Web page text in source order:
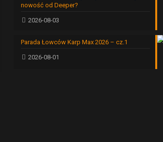
nowość od Deeper?
2026-08-03
Parada Łowców Karp Max 2026 – cz.1
2026-08-01